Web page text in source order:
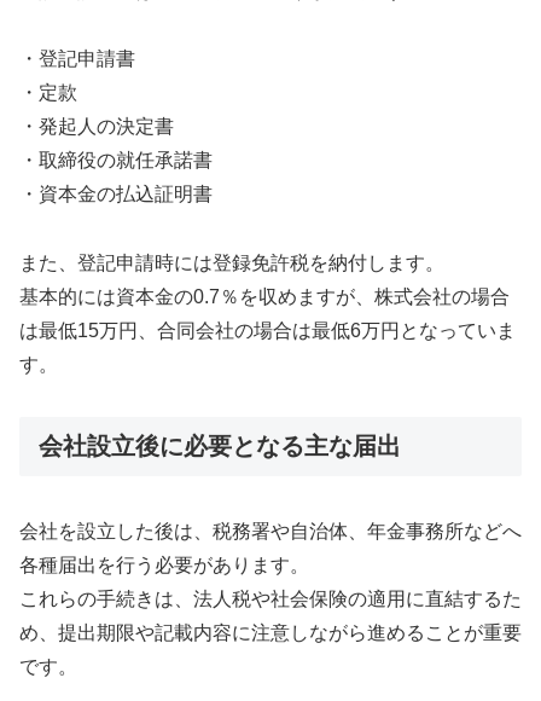
・登記申請書
・定款
・発起人の決定書
・取締役の就任承諾書
・資本金の払込証明書
また、登記申請時には登録免許税を納付します。
基本的には資本金の0.7％を収めますが、株式会社の場合
は最低15万円、合同会社の場合は最低6万円となっていま
す。
会社設立後に必要となる主な届出
会社を設立した後は、税務署や自治体、年金事務所などへ
各種届出を行う必要があります。
これらの手続きは、法人税や社会保険の適用に直結するた
め、提出期限や記載内容に注意しながら進めることが重要
です。